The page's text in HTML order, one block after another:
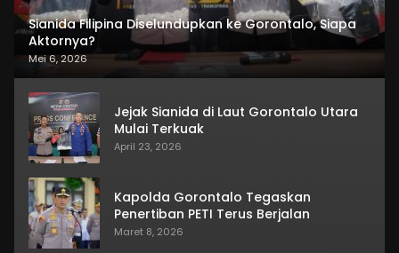
Sianida Filipina Diselundupkan ke Gorontalo, Siapa
Aktornya?
Mei 6, 2026
Jejak Sianida di Laut Gorontalo Utara
Mulai Terkuak
April 23, 2026
Kapolda Gorontalo Tegaskan
Penertiban PETI Terus Berjalan
Maret 8, 2026